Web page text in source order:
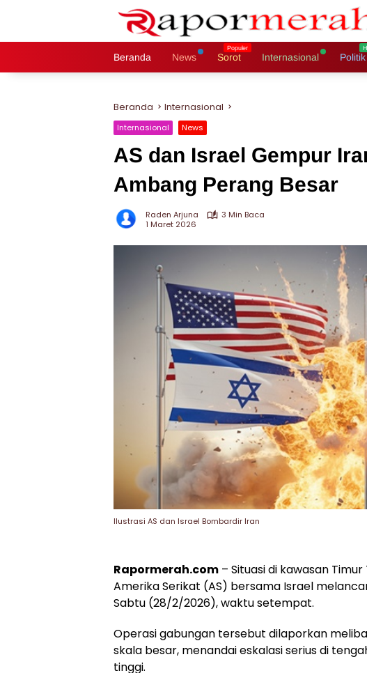
Beranda News Sorot Internasional Politik
Beranda Internasional
Internasional News
AS dan Israel Gempur
Ambang Perang Besar
Raden Arjuna
3 Min Baca
1 Maret 2026
Ilustrasi AS dan Israel Bombardir Iran
Rapormerah.com – Situasi di kawasan
Amerika Serikat (AS) bersama Israel
Sabtu (28/2/2026), waktu setempat.
Operasi gabungan tersebut dilaporkan
skala besar, menandai eskalasi serius di
tinggi.